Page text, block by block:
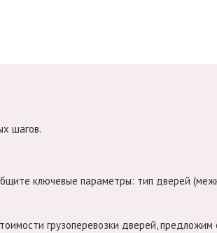
шагов.
ключевые параметры: тип дверей
грузоперевозки дверей, предложим